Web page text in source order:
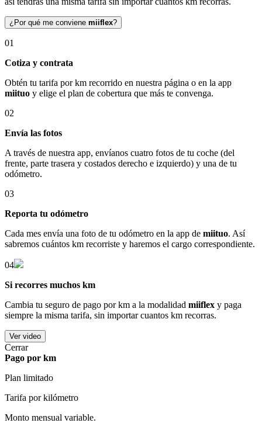
¿Por qué me conviene miiflex?
01
Cotiza y contrata
Obtén tu tarifa por km recorrido en nuestra página o en la app
miituo y elige el plan de cobertura que más te convenga.
02
Envía las fotos
A través de nuestra app, envíanos cuatro fotos de tu coche (del
frente, parte trasera y costados derecho e izquierdo) y una de tu
odómetro.
03
Reporta tu odómetro
Cada mes envía una foto de tu odómetro en la app de miituo. Así
sabremos cuántos km recorriste y haremos el cargo correspondiente.
04
Si recorres muchos km
Cambia tu seguro de pago por km a la modalidad miiflex y paga
siempre la misma tarifa, sin importar cuantos km recorras.
Ver video
Cerrar
Pago por km
Plan limitado
Tarifa por kilómetro
Monto mensual variable.